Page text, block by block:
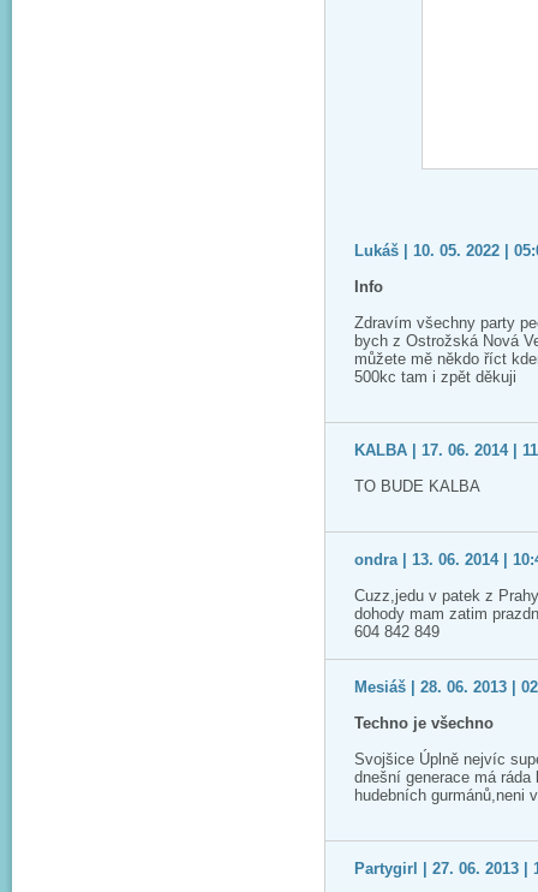
Lukáš | 10. 05. 2022 |
Info
Zdravím všechny party
bych z Ostrožská Nová
můžete mě někdo říct
500kc tam i zpět děkuji
KALBA | 17. 06. 2014 |
TO BUDE KALBA
ondra | 13. 06. 2014 |
Cuzz,jedu v patek z
dohody mam zatim
604 842 849
Mesiáš | 28. 06. 2013 |
Techno je všechno
Svojšice Úplně nejvíc
dnešní generace má
hudebních
Partygirl | 27. 06. 2013 |